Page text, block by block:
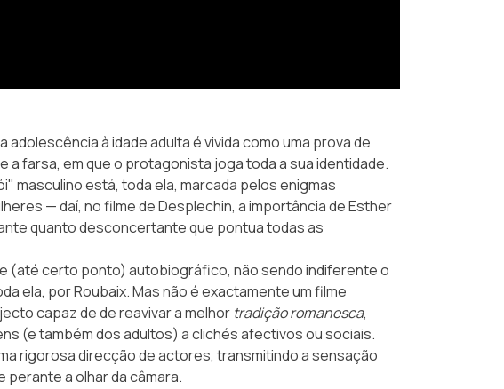
à idade adulta é vivida como uma prova de
a farsa, em que o protagonista joga toda a sua identidade.
masculino está, toda ela, marcada pelos enigmas
— daí, no filme de Desplechin, a importância de Esther
quanto desconcertante que pontua todas as
(até certo ponto) autobiográfico, não sendo indiferente o
ela, por Roubaix. Mas não é exactamente um filme
capaz de de reavivar a melhor tradição romanesca,
(e também dos adultos) a clichés afectivos ou sociais.
rigorosa direcção de actores, transmitindo a sensação
perante a olhar da câmara.